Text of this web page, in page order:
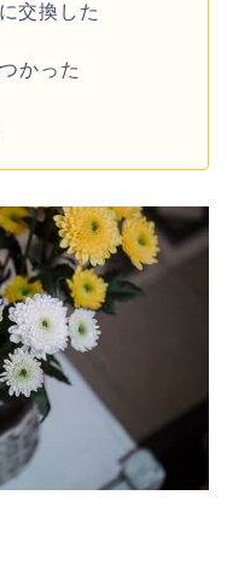
交換した
かった